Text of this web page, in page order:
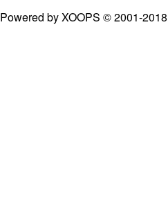
Powered by XOOPS © 2001-2018